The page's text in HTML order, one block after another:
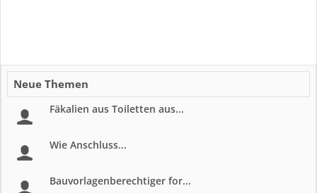
Neue Themen
Fäkalien aus Toiletten aus...
Wie Anschluss...
Bauvorlagenberechtiger for...